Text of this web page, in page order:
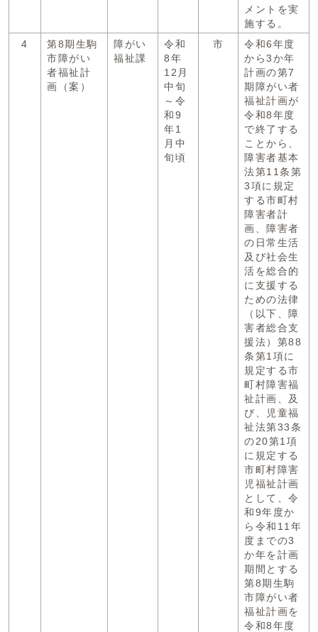
メントを実
施する。
4
第8期生駒
市障がい
者福祉計
画（案）
障がい
福祉課
令和
8年
12月
中旬
～令
和9
年1
月中
旬頃
市
令和6年度
から3か年
計画の第7
期障がい者
福祉計画が
令和8年度
で終了する
ことから、
障害者基本
法第11条第
3項に規定
する市町村
障害者計
画、障害者
の日常生活
及び社会生
活を総合的
に支援する
ための法律
（以下、障
害者総合支
援法）第88
条第1項に
規定する市
町村障害福
祉計画、及
び、児童福
祉法第33条
の20第1項
に規定する
市町村障害
児福祉計画
として、令
和9年度か
ら令和11年
度までの3
か年を計画
期間とする
第8期生駒
市障がい者
福祉計画を
令和8年度